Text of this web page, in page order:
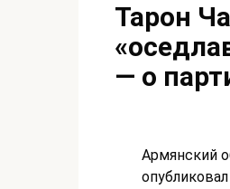
Тарон
— о
Армянский